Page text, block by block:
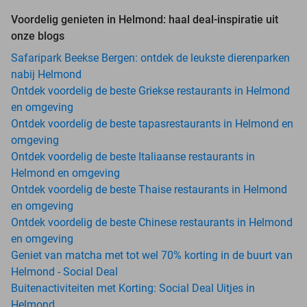
Voordelig genieten in Helmond: haal deal-inspiratie uit
onze blogs
Safaripark Beekse Bergen: ontdek de leukste dierenparken
nabij Helmond
Ontdek voordelig de beste Griekse restaurants in Helmond
en omgeving
Ontdek voordelig de beste tapasrestaurants in Helmond en
omgeving
Ontdek voordelig de beste Italiaanse restaurants in
Helmond en omgeving
Ontdek voordelig de beste Thaise restaurants in Helmond
en omgeving
Ontdek voordelig de beste Chinese restaurants in Helmond
en omgeving
Geniet van matcha met tot wel 70% korting in de buurt van
Helmond - Social Deal
Buitenactiviteiten met Korting: Social Deal Uitjes in